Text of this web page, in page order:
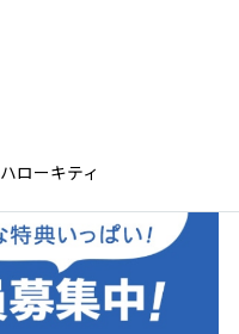
ハローキティ